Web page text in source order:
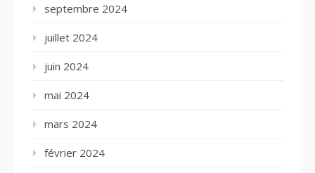
septembre 2024
juillet 2024
juin 2024
mai 2024
mars 2024
février 2024